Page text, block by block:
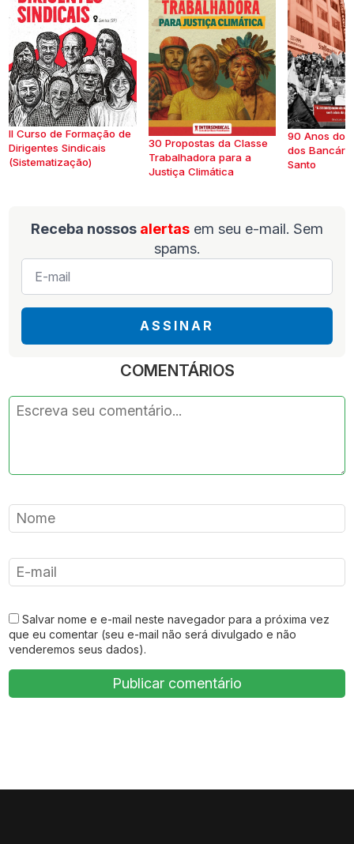
II Curso de Formação de
Dirigentes Sindicais
(Sistematização)
30 Propostas da Classe
Trabalhadora para a
Justiça Climática
90 Anos do
dos
Santo
Receba nossos alertas em seu e-mail. Sem
spams.
E-
mail
ASSINAR
COMENTÁRIOS
Salvar nome e e-mail neste navegador para a próxima vez
que eu comentar (seu e-mail não será divulgado e não
venderemos seus dados).